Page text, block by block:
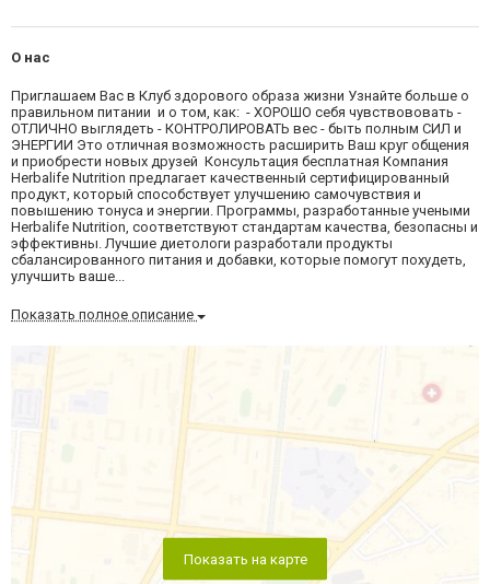
О нас
Приглашаем Вас в Клуб здорового образа жизни Узнайте больше о
правильном питании и о том, как: - ХОРОШО себя чувствововать -
ОТЛИЧНО выглядеть - КОНТРОЛИРОВАТЬ вес - быть полным СИЛ и
ЭНЕРГИИ Это отличная возможность расширить Ваш круг общения
и приобрести новых друзей Консультация бесплатная Компания
Herbalife Nutrition предлагает качественный сертифицированный
продукт, который способствует улучшению самочувствия и
повышению тонуса и энергии. Программы, разработанные учеными
Herbalife Nutrition, соответствуют стандартам качества, безопасны и
эффективны. Лучшие диетологи разработали продукты
сбалансированного питания и добавки, которые помогут похудеть,
улучшить ваше...
Показать полное описание
Показать на карте